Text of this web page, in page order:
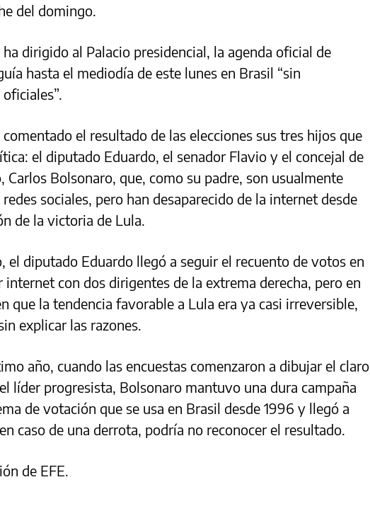
del domingo.
ha dirigido al Palacio presidencial, la agenda oficial de
hasta el mediodía de este lunes en Brasil “sin
el resultado de las elecciones sus tres hijos que
el diputado Eduardo, el senador Flavio y el concejal de
Carlos Bolsonaro, que, como su padre, son usualmente
sociales, pero han desaparecido de la internet desde
de la victoria de Lula.
el diputado Eduardo llegó a seguir el recuento de votos en
internet con dos dirigentes de la extrema derecha, pero en
que la tendencia favorable a Lula era ya casi irreversible,
explicar las razones.
año, cuando las encuestas comenzaron a dibujar el claro
líder progresista, Bolsonaro mantuvo una dura campaña
de votación que se usa en Brasil desde 1996 y llegó a
caso de una derrota, podría no reconocer el resultado.
de EFE.